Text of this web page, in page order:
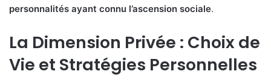
personnalités ayant connu l’ascension sociale.
La Dimension Privée : Choix de
Vie et Stratégies Personnelles